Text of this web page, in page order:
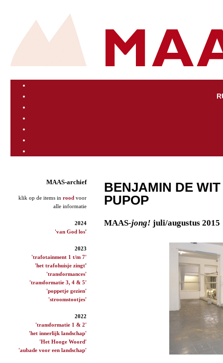
MAAS-archief
klik op de items in rood voor
alle informatie
2024
'van God los'
2023
'trafotainment 1 t/m 7'
'het trafohuisje zingt'
'transformances'
'transformatie 3, 4 & 5'
'poppetje gezien'
'stroomstootjes'
2022
'transformatie 1 & 2'
'het innerlijk landschap'
'Het Hooge Woord'
'aubade voor een landschap'
BENJAMIN DE
PUPOP
MAAS-jong! juli/augustus 2015